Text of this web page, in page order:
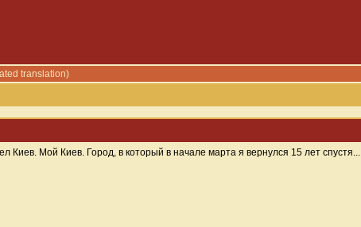
translation)
Киев. Мой Киев. Город, в который в начале марта я вернулся 15 лет спустя...